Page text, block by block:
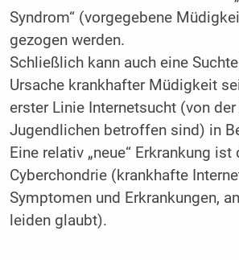
Syndrom“ (vorgegebene
gezogen werden.
Schließlich kann auch eine
Ursache krankhafter Müdigkeit
erster Linie Internetsucht (von
Jugendlichen betroffen sind) in
Eine relativ „neue“ Erkrankung ist
Cyberchondrie (krankhafte
Symptomen und Erkrankungen,
leiden glaubt).